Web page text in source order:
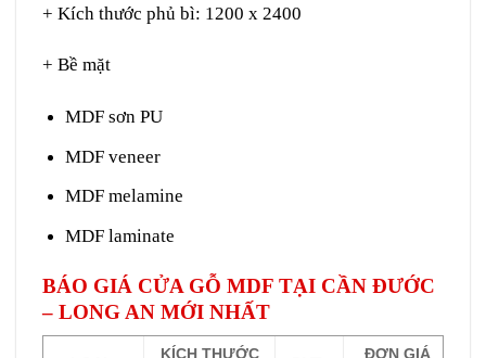
+ Kích thước phủ bì: 1200 x 2400
+ Bề mặt
MDF sơn PU
MDF veneer
MDF melamine
MDF laminate
BÁO GIÁ CỬA GỖ MDF TẠI CẦN ĐƯỚC
– LONG AN MỚI NHẤT
KÍCH THƯỚC
ĐƠN GIÁ